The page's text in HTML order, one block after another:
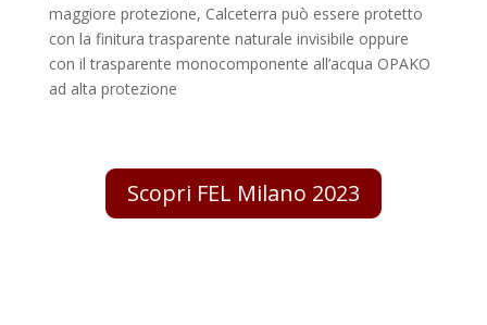
maggiore protezione, Calceterra può essere protetto
con la finitura trasparente naturale invisibile oppure
con il trasparente monocomponente all’acqua OPAKO
ad alta protezione
Scopri FEL Milano 2023